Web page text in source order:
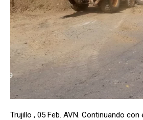
Trujillo , 05 Feb. AVN. Continuando